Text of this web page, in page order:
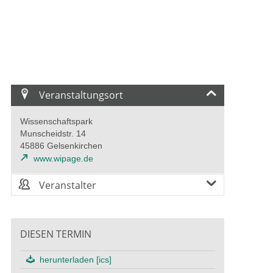
Veranstaltungsort
Wissenschaftspark
Munscheidstr. 14
45886 Gelsenkirchen
www.wipage.de
Veranstalter
DIESEN TERMIN
herunterladen [ics]